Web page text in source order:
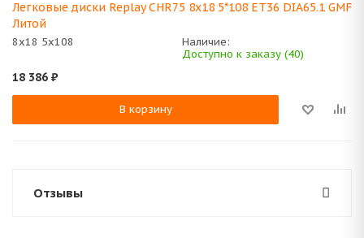
Легковые диски Replay CHR75 8x18 5*108 ET36 DIA65.1 GMF
Литой
8x18 5x108
Наличие:
Доступно к заказу (40)
18 386 ₽
В корзину
Отзывы